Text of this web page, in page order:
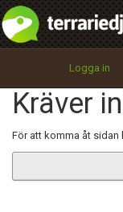
Logga in
Kräver
För att komma åt sidan
integritetspolicy
Namn:
Epost:
Begär nytt